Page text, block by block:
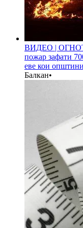
ВИДЕО |
пожар зафати
еве кои
Балкан•